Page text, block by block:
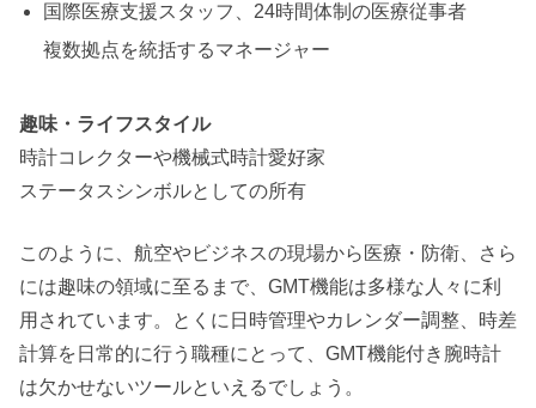
国際医療支援スタッフ、24時間体制の医療従事者
複数拠点を統括するマネージャー
趣味・ライフスタイル
時計コレクターや機械式時計愛好家
ステータスシンボルとしての所有
このように、航空やビジネスの現場から医療・防衛、さら
には趣味の領域に至るまで、GMT機能は多様な人々に利
用されています。とくに日時管理やカレンダー調整、時差
計算を日常的に行う職種にとって、GMT機能付き腕時計
は欠かせないツールといえるでしょう。